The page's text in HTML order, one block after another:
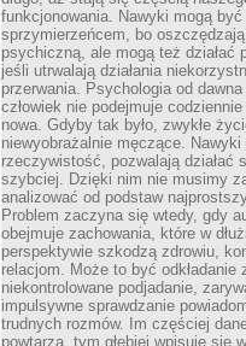
funkcjonowania. Nawyki mogą być
sprzymierzeńcem, bo
psychiczną, ale mogą też działać
jeśli utrwalają działania
przerwania. Psychologia od
człowiek nie podejmuje
nowa. Gdyby tak było, zwykłe
niewyobrażalnie męczące. Nawyki
rzeczywistość, pozwalają działać
szybciej. Dzięki nim nie musimy
analizować od podstaw
Problem zaczyna się wtedy, gdy
obejmuje zachowania, które w
perspektywie szkodzą zdrowiu,
relacjom. Może to być odkładanie
niekontrolowane podjadanie,
impulsywne sprawdzanie
trudnych rozmów. Im częściej
powtarza, tym głębiej wpisuje się